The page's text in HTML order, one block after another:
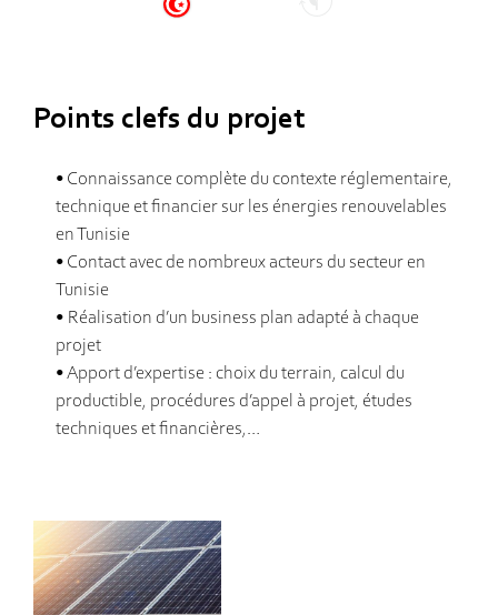
Points clefs du projet
• Connaissance complète du contexte réglementaire,
technique et financier sur les énergies renouvelables
en Tunisie
• Contact avec de nombreux acteurs du secteur en
Tunisie
• Réalisation d’un business plan adapté à chaque
projet
• Apport d’expertise : choix du terrain, calcul du
productible, procédures d’appel à projet, études
techniques et financières,…